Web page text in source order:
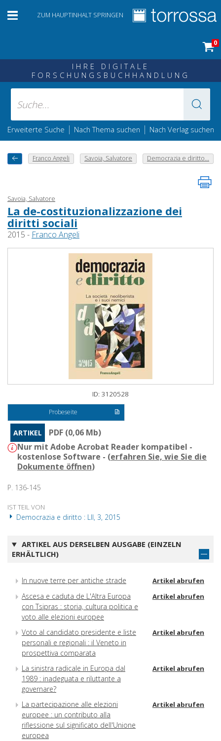
ZUM HAUPTINHALT SPRINGEN
0
IHRE DIGITALE
FORSCHUNGSBUCHHANDLUNG
Erweiterte Suche | Nach Thema suchen | Nach Verlag suchen
Franco Angeli Savoia, Salvatore Democrazia e diritto...
Savoia, Salvatore
La de-costituzionalizzazione dei
diritti sociali
2015 - Franco Angeli
ID: 3120528
Probeseite
ARTIKEL
PDF (0,06 Mb)
Nur mit Adobe Acrobat Reader kompatibel -
kostenlose Software - (erfahren Sie, wie Sie die
Dokumente öffnen)
P. 136-145
IST TEIL VON
Democrazia e diritto : LII, 3, 2015
ARTIKEL AUS DERSELBEN AUSGABE (EINZELN
ERHÄLTLICH)
In nuove terre per antiche strade Artikel abrufen
Ascesa e caduta de L'Altra Europa
con Tsipras : storia, cultura politica e
voto alle elezioni europee
Artikel abrufen
Voto al candidato presidente e liste
personali e regionali : il Veneto in
prospettiva comparata
Artikel abrufen
La sinistra radicale in Europa dal
1989 : inadeguata e riluttante a
governare?
Artikel abrufen
La partecipazione alle elezioni
europee : un contributo alla
riflessione sul significato dell'Unione
europea
Artikel abrufen